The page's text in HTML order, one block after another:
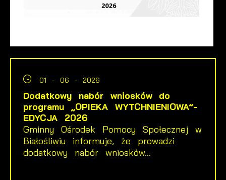
01 - 06 - 2026
Dodatkowy nabór wniosków do
programu „OPIEKA WYTCHNIENIOWA”-
EDYCJA 2026
Gminny Ośrodek Pomocy Społecznej w
Białośliwiu informuje, że prowadzi
dodatkowy nabór wniosków...